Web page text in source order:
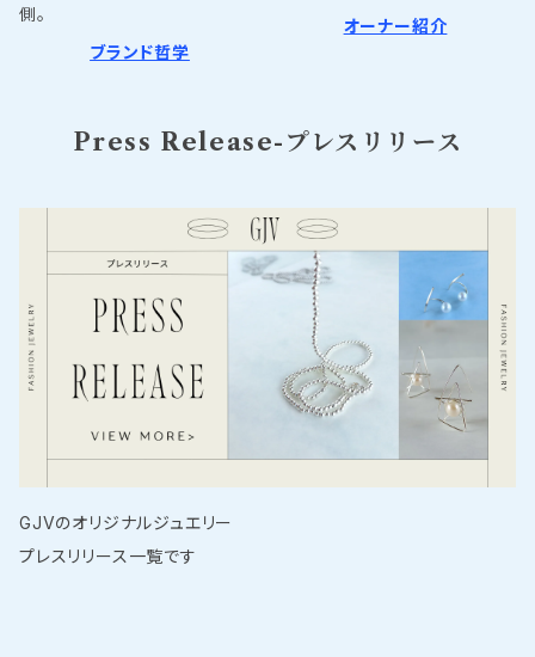
側。
ブランド哲学
オーナー紹介
Press Release-プレスリリース
GJVのオリジナルジュエリー
プレスリリース一覧です